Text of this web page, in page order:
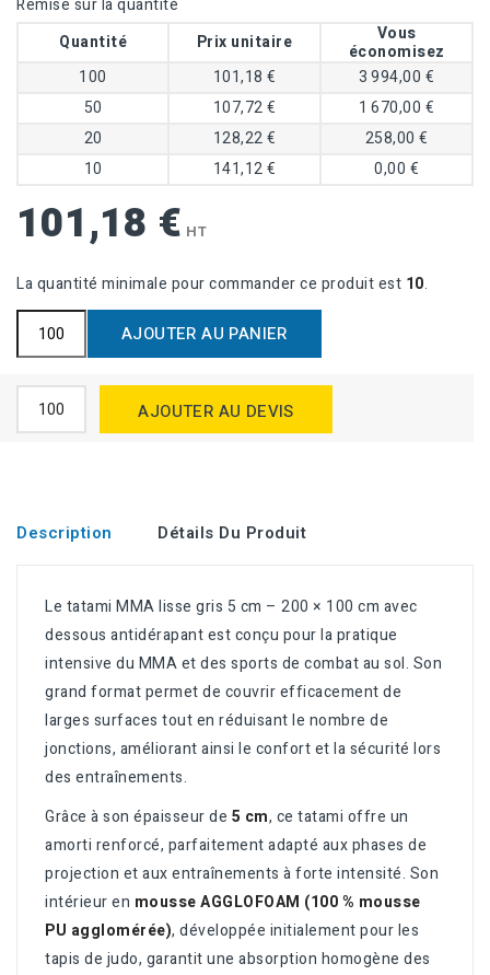
Remise sur la quantité
Quantité
Prix unitaire
Vous
économisez
100
101,18 €
3 994,00 €
50
107,72 €
1 670,00 €
20
128,22 €
258,00 €
10
141,12 € 0,00 €
101,18 € HT
La quantité minimale pour commander ce produit est 10.
AJOUTER AU PANIER
AJOUTER AU DEVIS
Description Détails Du Produit
Le tatami MMA lisse gris 5 cm – 200 × 100 cm avec
dessous antidérapant est conçu pour la pratique
intensive du MMA et des sports de combat au sol. Son
grand format permet de couvrir efficacement de
larges surfaces tout en réduisant le nombre de
jonctions, améliorant ainsi le confort et la sécurité lors
des entraînements.
Grâce à son épaisseur de 5 cm, ce tatami offre un
amorti renforcé, parfaitement adapté aux phases de
projection et aux entraînements à forte intensité. Son
intérieur en mousse AGGLOFOAM (100 % mousse
PU agglomérée), développée initialement pour les
tapis de judo, garantit une absorption homogène des